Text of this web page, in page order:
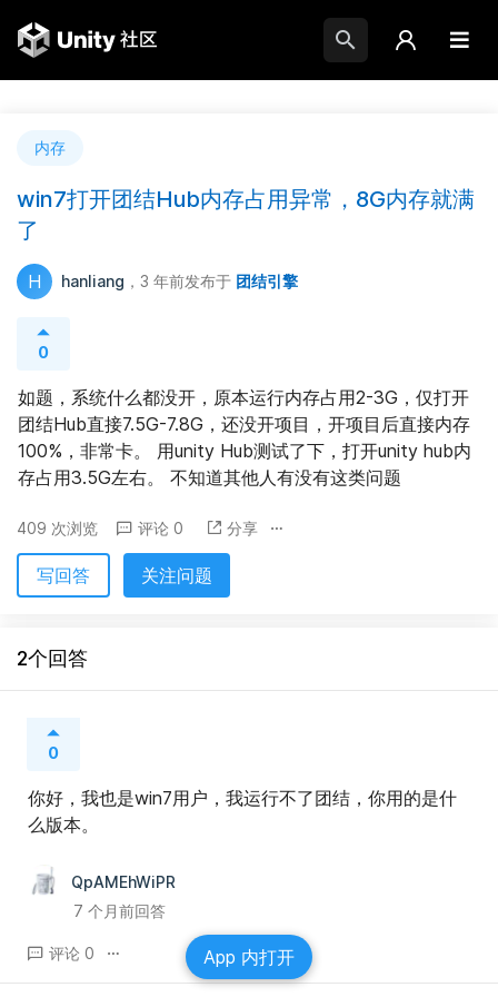
内存
win7打开团结Hub内存占用异常，8G内存就满
了
H hanliang ，3 年前发布于 团结引擎
0
如题，系统什么都没开，原本运行内存占用2-3G，仅打开
团结Hub直接7.5G-7.8G，还没开项目，开项目后直接内存
100%，非常卡。 用unity Hub测试了下，打开unity hub内
存占用3.5G左右。 不知道其他人有没有这类问题
409 次浏览 评论 0 分享
写回答 关注问题
2个回答
0
你好，我也是win7用户，我运行不了团结，你用的是什
么版本。
QpAMEhWiPR
7 个月前回答
评论 0 App 内打开